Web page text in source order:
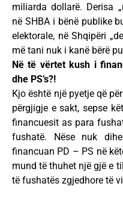
miliarda dollarë. Derisa
në SHBA i bënë publike
elektorale, në Shqipëri
më tani nuk i kanë bërë
Në të vërtet kush i
dhe PS’s?!
Kjo është një pyetje që
përgjigje e sakt, sepse
financuesit as para
fushatë. Nëse nuk
financuan PD – PS në
mund të thuhet një gjë e
të fushatës zgjedhore të